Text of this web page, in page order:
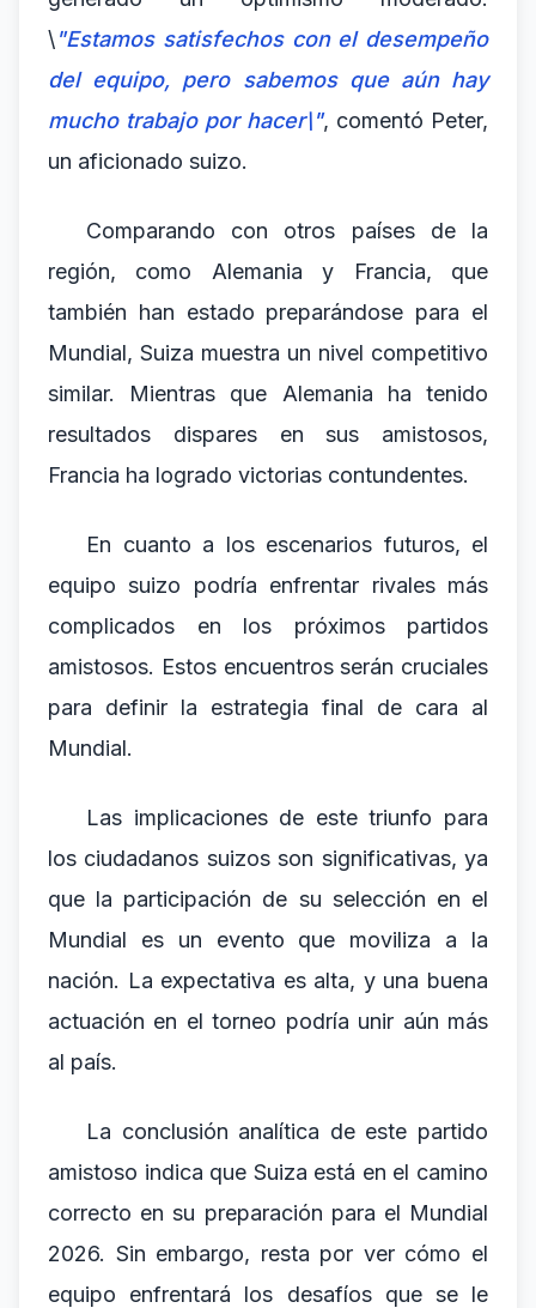
\"Estamos satisfechos con el desempeño
del equipo, pero sabemos que aún hay
mucho trabajo por hacer\", comentó Peter,
un aficionado suizo.
Comparando con otros países de la
región, como Alemania y Francia, que
también han estado preparándose para el
Mundial, Suiza muestra un nivel competitivo
similar. Mientras que Alemania ha tenido
resultados dispares en sus amistosos,
Francia ha logrado victorias contundentes.
En cuanto a los escenarios futuros, el
equipo suizo podría enfrentar rivales más
complicados en los próximos partidos
amistosos. Estos encuentros serán cruciales
para definir la estrategia final de cara al
Mundial.
Las implicaciones de este triunfo para
los ciudadanos suizos son significativas, ya
que la participación de su selección en el
Mundial es un evento que moviliza a la
nación. La expectativa es alta, y una buena
actuación en el torneo podría unir aún más
al país.
La conclusión analítica de este partido
amistoso indica que Suiza está en el camino
correcto en su preparación para el Mundial
2026. Sin embargo, resta por ver cómo el
equipo enfrentará los desafíos que se le